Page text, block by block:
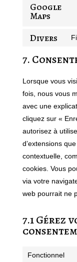
Google
Maps
Divers
7.
Lorsque vous
fois, nous vous
avec une
cliquez sur «
autorisez à
d’extensions
contextuelle,
cookies. Vous
via votre
web pourrait ne
7.1 Gérez
Fonctionnel